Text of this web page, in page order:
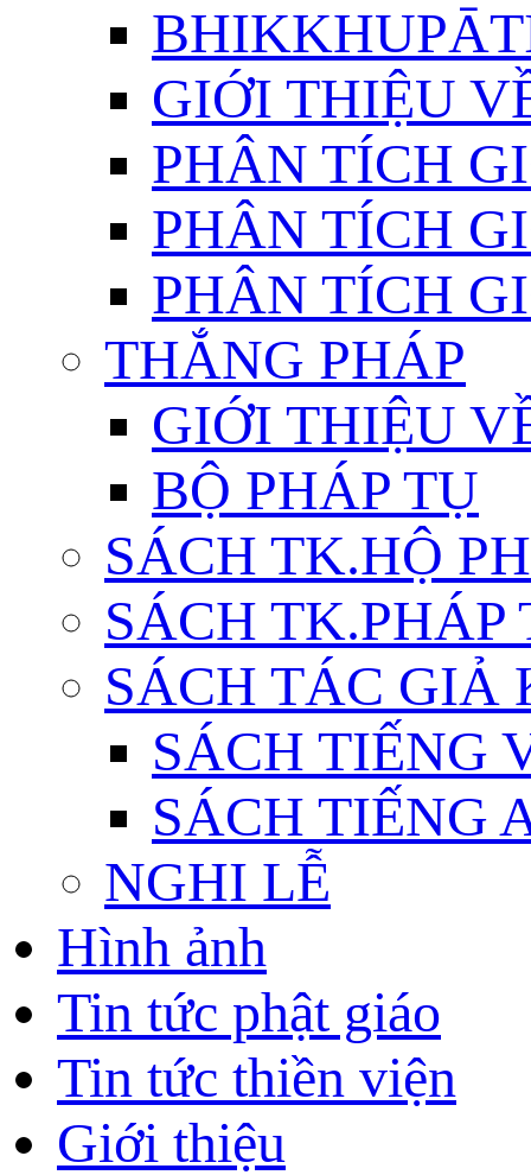
GIỚI THIỆU
PHÂN TÍCH
PHÂN TÍCH
PHÂN TÍCH
THẮNG PHÁP
GIỚI THIỆU
BỘ PHÁP TỤ
SÁCH TK.HỘ
SÁCH TK.PHÁP
SÁCH TÁC GIẢ
SÁCH TIẾNG
SÁCH TIẾNG
NGHI LỄ
Hình ảnh
Tin tức phật giáo
Tin tức thiền viện
Giới thiệu